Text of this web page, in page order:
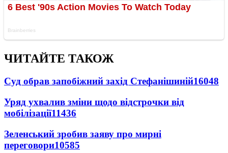
ЧИТАЙТЕ ТАКОЖ
Суд обрав запобіжний захід Стефанішиній16048
Уряд ухвалив зміни щодо відстрочки від
мобілізації11436
Зеленський зробив заяву про мирні
переговори10585